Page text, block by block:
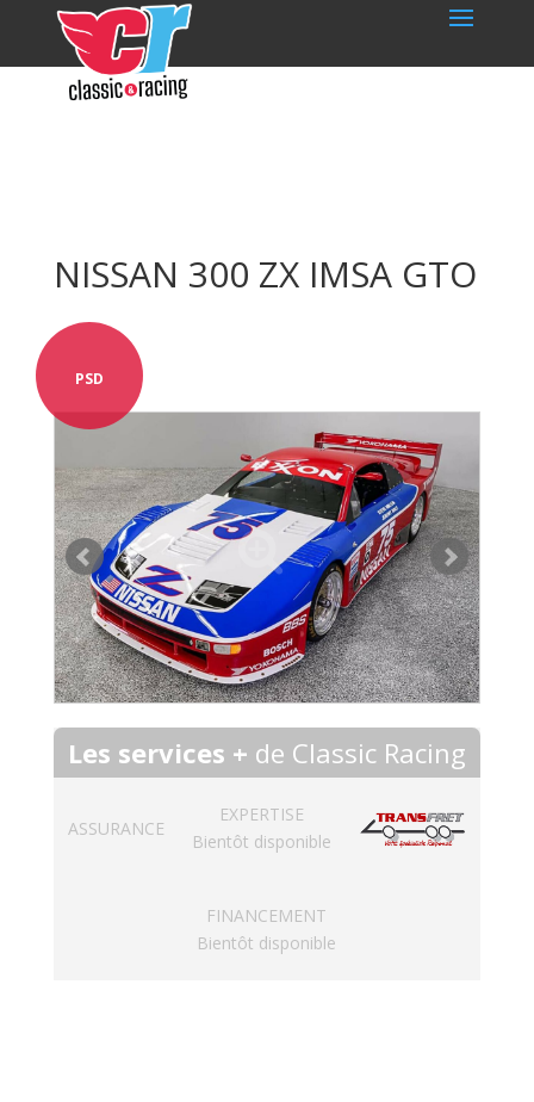
NISSAN 300 ZX IMSA GTO
PSD
Les services + de Classic Racing
ASSURANCE
EXPERTISE
Bientôt disponible
FINANCEMENT
Bientôt disponible